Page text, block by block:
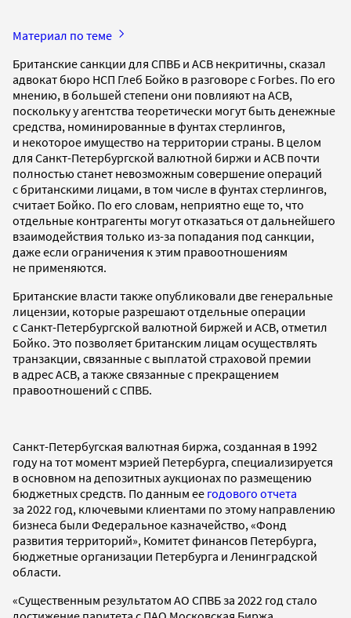
Материал по теме
Британские санкции для СПВБ и АСВ некритичны, сказал
адвокат бюро НСП Глеб Бойко в разговоре с Forbes. По его
мнению, в большей степени они повлияют на АСВ,
поскольку у агентства теоретически могут быть денежные
средства, номинированные в фунтах стерлингов,
и некоторое имущество на территории страны. В целом
для Санкт-Петербургской валютной биржи и АСВ почти
полностью станет невозможным совершение операций
с британскими лицами, в том числе в фунтах стерлингов,
считает Бойко. По его словам, неприятно еще то, что
отдельные контрагенты могут отказаться от дальнейшего
взаимодействия только из-за попадания под санкции,
даже если ограничения к этим правоотношениям
не применяются.
Британские власти также опубликовали две генеральные
лицензии, которые разрешают отдельные операции
с Санкт-Петербургской валютной биржей и АСВ, отметил
Бойко. Это позволяет британским лицам осуществлять
транзакции, связанные с выплатой страховой премии
в адрес АСВ, а также связанные с прекращением
правоотношений с СПВБ.
Санкт-Петербугская валютная биржа, созданная в 1992
году на тот момент мэрией Петербурга, специализируется
в основном на депозитных аукционах по размещению
бюджетных средств. По данным ее годового отчета
за 2022 год, ключевыми клиентами по этому направлению
бизнеса были Федеральное казначейство, «Фонд
развития территорий», Комитет финансов Петербурга,
бюджетные организации Петербурга и Ленинградской
области.
«Существенным результатом АО СПВБ за 2022 год стало